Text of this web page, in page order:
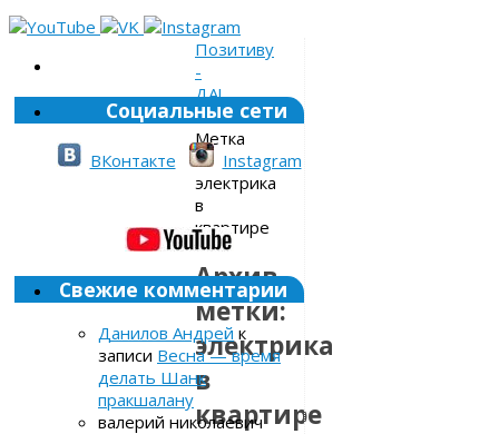
Позитиву
-
ДА!
»
Метка
»
электрика
в
квартире
Архив
метки:
электрика
в
квартире
Социальные сети
ВКонтакте Instagram
Свежие комментарии
Данилов Андрей к
записи Весна — время
делать Шанк
пракшалану
валерий николаевич